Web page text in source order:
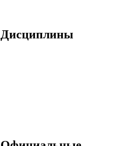
Дисциплины